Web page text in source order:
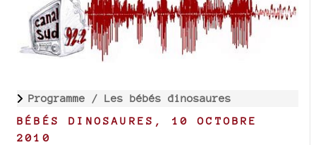
Programme / Les bébés dinosaures
BÉBÉS DINOSAURES, 10 OCTOBRE
2010